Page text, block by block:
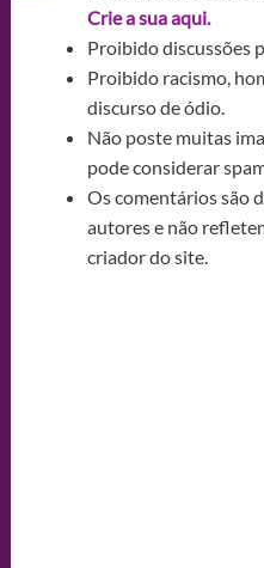
Crie a sua aqui.
Proibido discussões
Proibido racismo,
discurso de ódio.
Não poste muitas
pode considerar
Os comentários são
autores e não
criador do site.